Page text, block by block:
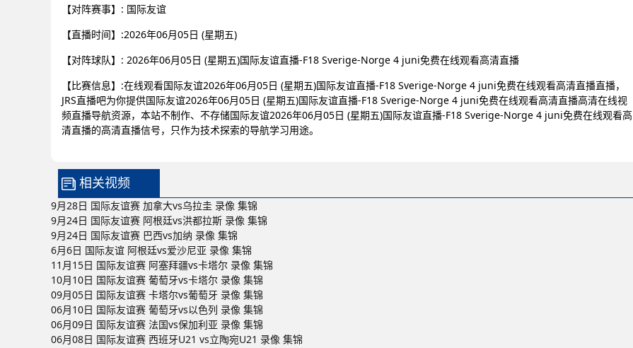
【对阵赛事】: 国际友谊
【直播时间】:2026年06月05日 (星期五)
【对阵球队】: 2026年06月05日 (星期五)国际友谊直播-F18 Sverige-Norge 4 juni免费在线观看高清直播
【比赛信息】:在线观看国际友谊2026年06月05日 (星期五)国际友谊直播-F18 Sverige-Norge 4 juni免费在线观看高清直播直播，
JRS直播吧为你提供国际友谊2026年06月05日 (星期五)国际友谊直播-F18 Sverige-Norge 4 juni免费在线观看高清直播高清在线视
频直播导航资源，本站不制作、不存储国际友谊2026年06月05日 (星期五)国际友谊直播-F18 Sverige-Norge 4 juni免费在线观看高
清直播的高清直播信号，只作为技术探索的导航学习用途。
相关视频
9月28日 国际友谊赛 加拿大vs乌拉圭 录像 集锦
9月24日 国际友谊赛 阿根廷vs洪都拉斯 录像 集锦
9月24日 国际友谊赛 巴西vs加纳 录像 集锦
6月6日 国际友谊 阿根廷vs爱沙尼亚 录像 集锦
11月15日 国际友谊赛 阿塞拜疆vs卡塔尔 录像 集锦
10月10日 国际友谊赛 葡萄牙vs卡塔尔 录像 集锦
09月05日 国际友谊赛 卡塔尔vs葡萄牙 录像 集锦
06月10日 国际友谊赛 葡萄牙vs以色列 录像 集锦
06月09日 国际友谊赛 法国vs保加利亚 录像 集锦
06月08日 国际友谊赛 西班牙U21 vs立陶宛U21 录像 集锦